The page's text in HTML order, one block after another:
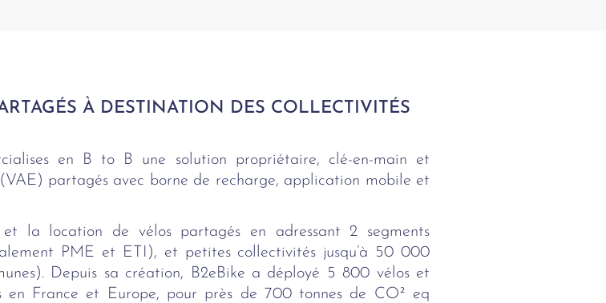
À DESTINATION DES COLLECTIVITÉS
en B to B une solution propriétaire, clé-en-main et
partagés avec borne de recharge, application mobile et
la location de vélos partagés en adressant 2 segments
PME et ETI), et petites collectivités jusqu’à 50 000
Depuis sa création, B2eBike a déployé 5 800 vélos et
France et Europe, pour près de 700 tonnes de CO² eq